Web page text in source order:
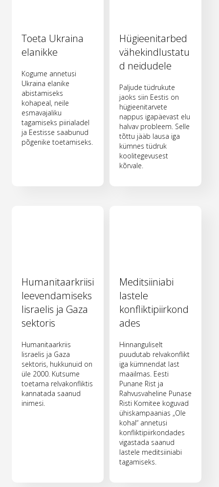
Toeta Ukraina
elanikke
Kogume annetusi
Ukraina elanike
abistamiseks
kohapeal, neile
esmavajaliku
tagamiseks piirialadel
ja Eestisse saabunud
põgenike toetamiseks.
Hügieenitarbed
vähekindlustatu
d neidudele
Paljude tüdrukute
jaoks siin Eestis on
hügieenitarvete
nappus igapäevast elu
halvav probleem. Selle
tõttu jääb lausa iga
kümnes tüdruk
koolitegevusest
kõrvale.
Humanitaarkriisi
leevendamiseks
Iisraelis ja Gaza
sektoris
Humanitaarkriis
Iisraelis ja Gaza
sektoris, hukkunuid on
üle 2000. Kutsume
toetama relvakonfliktis
kannatada saanud
inimesi.
Meditsiiniabi
lastele
konfliktipiirkond
ades
Hinnanguliselt
puudutab relvakonflikt
iga kümnendat last
maailmas. Eesti
Punane Rist ja
Rahvusvaheline Punase
Risti Komitee koguvad
ühiskampaanias „Ole
kohal“ annetusi
konfliktipiirkondades
vigastada saanud
lastele meditsiiniabi
tagamiseks.